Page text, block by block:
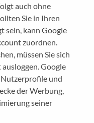
auch ohne
Sie in Ihren
sein, kann Google
zuordnen.
müssen Sie sich
Google
und
der Werbung,
seiner